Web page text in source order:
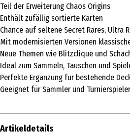
Teil der Erweiterung Chaos Origins
Enthält zufällig sortierte Karten
Chance auf seltene Secret Rares, Ultra
Mit modernisierten Versionen
Neue Themen wie Blitzclique und
Ideal zum Sammeln, Tauschen und
Perfekte Ergänzung für bestehende
Geeignet für Sammler und Turnierspieler
Artikeldetails